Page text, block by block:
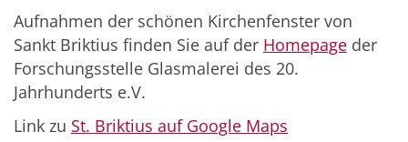
Aufnahmen der schönen Kirchenfenster von
Sankt Briktius finden Sie auf der Homepage der
Forschungsstelle Glasmalerei des 20.
Jahrhunderts e.V.
Link zu St. Briktius auf Google Maps